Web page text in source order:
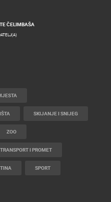
ČELIMBAŠA
SKIJANJE I SNIJEG
ZOO
TRANSPORT I PROMET
SPORT